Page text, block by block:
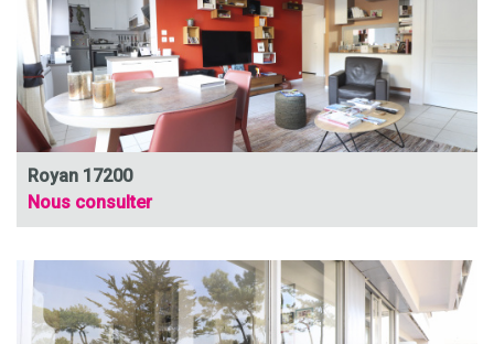
Royan 17200
Nous consulter